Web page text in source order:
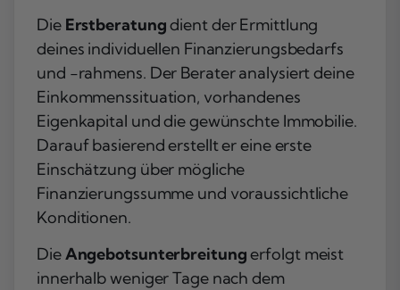
Die Erstberatungdient der Ermittlung
deines individuellen Finanzierungsbedarfs
und -rahmens. Der Berater analysiert deine
Einkommenssituation, vorhandenes
Eigenkapital und die gewünschte Immobilie.
Darauf basierend erstellt er eine erste
Einschätzung über mögliche
Finanzierungssumme und voraussichtliche
Konditionen.
DieAngebotsunterbreitungerfolgt meist
innerhalb weniger Tage nach dem